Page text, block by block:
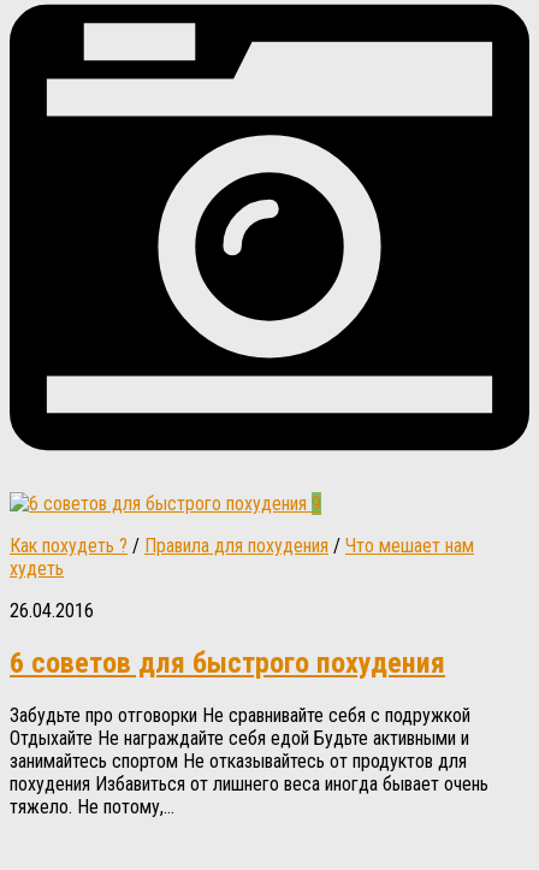
9
Как похудеть ? / Правила для похудения / Что мешает нам
худеть
26.04.2016
6 советов для быстрого похудения
Забудьте про отговорки Не сравнивайте себя с подружкой
Отдыхайте Не награждайте себя едой Будьте активными и
занимайтесь спортом Не отказывайтесь от продуктов для
похудения Избавиться от лишнего веса иногда бывает очень
тяжело. Не потому,...